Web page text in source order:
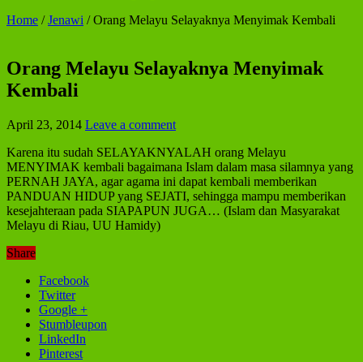
Home / Jenawi / Orang Melayu Selayaknya Menyimak Kembali
Orang Melayu Selayaknya Menyimak
Kembali
April 23, 2014 Leave a comment
Karena itu sudah SELAYAKNYALAH orang Melayu
MENYIMAK kembali bagaimana Islam dalam masa silamnya yang
PERNAH JAYA, agar agama ini dapat kembali memberikan
PANDUAN HIDUP yang SEJATI, sehingga mampu memberikan
kesejahteraan pada SIAPAPUN JUGA… (Islam dan Masyarakat
Melayu di Riau, UU Hamidy)
Share
Facebook
Twitter
Google +
Stumbleupon
LinkedIn
Pinterest